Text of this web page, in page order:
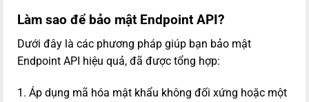
Làm sao để bảo mật Endpoint API?
Dưới đây là các phương pháp giúp bạn bảo mật
Endpoint API hiệu quả, đã được tổng hợp:
1. Áp dụng mã hóa mật khẩu không đối xứng hoặc một